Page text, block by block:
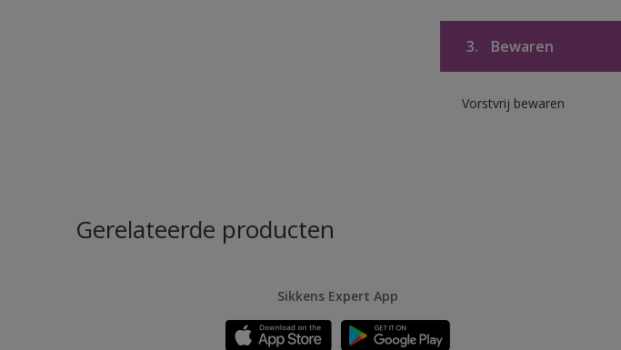
3. Bewaren
Vorstvrij bewaren
Gerelateerde producten
Sikkens Expert App